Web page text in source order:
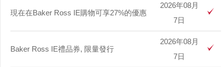
現在在Baker Ross IE購物可享27%的優惠
2026年08月
7日
Baker Ross IE禮品券, 限量發行
2026年08月
7日